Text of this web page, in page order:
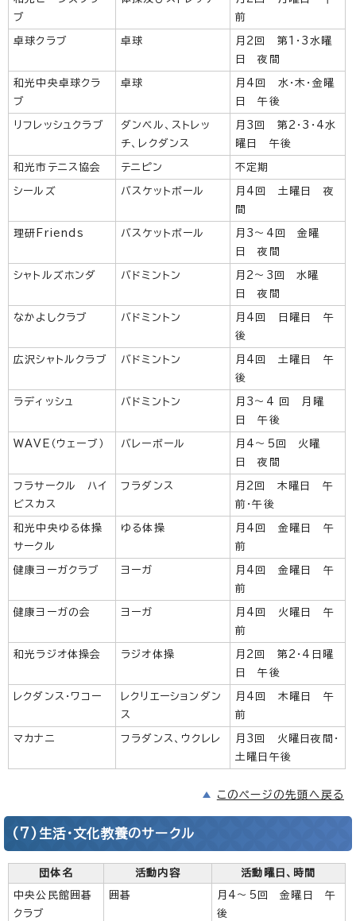
ブ
前
卓球クラブ 卓球
月2回 第1・3水曜
日 夜間
和光中央卓球クラ
ブ
卓球
月4回 水・木・金曜
日 午後
リフレッシュクラブ
ダンベル、ストレッ
チ、レクダンス
月3回 第2・3・4水
曜日 午後
和光市テニス協会 テニピン 不定期
シールズ バスケットボール
月4回 土曜日 夜
間
理研Friends バスケットボール
月3～4回 金曜
日 夜間
シャトルズホンダ バドミントン
月2～3回 水曜
日 夜間
なかよしクラブ バドミントン
月4回 日曜日 午
後
広沢シャトルクラブ バドミントン
月4回 土曜日 午
後
ラディッシュ バドミントン
月3～4 回 月曜
日 午後
WAVE（ウェーブ） バレーボール
月4～5回 火曜
日 夜間
フラサークル ハイ
ビスカス
フラダンス
月2回 木曜日 午
前・午後
和光中央ゆる体操
サークル
ゆる体操
月4回 金曜日 午
前
健康ヨーガクラブ ヨーガ
月4回 金曜日 午
前
健康ヨーガの会 ヨーガ
月4回 火曜日 午
前
和光ラジオ体操会 ラジオ体操
月2回 第2・4日曜
日 午後
レクダンス・ワコー
レクリエーションダン
ス
月4回 木曜日 午
前
マカナニ フラダンス、ウクレレ
月3回 火曜日夜間・
土曜日午後
このページの先頭へ戻る
(7)生活・文化教養のサークル
団体名 活動内容 活動曜日、時間
中央公民館囲碁
クラブ
囲碁
月4～5回 金曜日 午
後